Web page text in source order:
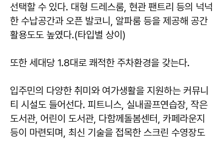
선택할 수 있다. 대형 드레스룸, 현관 팬트리 등의 넉넉
한 수납공간과 오픈 발코니, 알파룸 등을 제공해 공간
활용도도 높였다.(타입별 상이)
또한 세대당 1.8대로 쾌적한 주차환경을 갖는다.
입주민의 다양한 취미와 여가생활을 지원하는 커뮤니
티 시설도 들어선다. 피트니스, 실내골프연습장, 작은
도서관, 어린이 도서관, 다함께돌봄센터, 카페라운지
등이 마련되며, 최신 기술을 접목한 스크린 수영장도